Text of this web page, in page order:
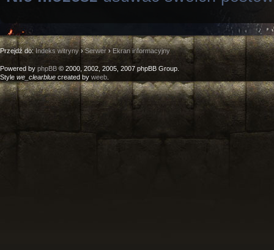
Przejdź do:Indeks witryny›Serwer›Ekran informacyjny
Powered by phpBB © 2000, 2002, 2005, 2007 phpBB Group.
Style we_clearblue created by weeb